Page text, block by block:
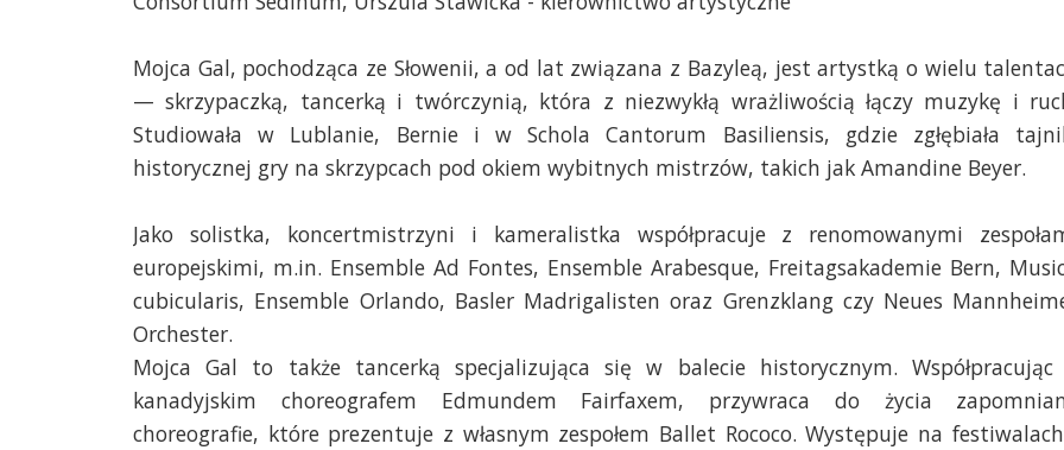
Mojca Gal, pochodząca ze Słowenii, a od lat związana z Bazyleą, jest artystką o wielu
— skrzypaczką, tancerką i twórczynią, która z niezwykłą wrażliwością łączy muzykę i
Studiowała w Lublanie, Bernie i w Schola Cantorum Basiliensis, gdzie zgłębiała
historycznej gry na skrzypcach pod okiem wybitnych mistrzów, takich jak Amandine Beyer.
Jako solistka, koncertmistrzyni i kameralistka współpracuje z renomowanymi
europejskimi, m.in. Ensemble Ad Fontes, Ensemble Arabesque, Freitagsakademie Bern,
cubicularis, Ensemble Orlando, Basler Madrigalisten oraz Grenzklang czy Neues
Orchester.
Mojca Gal to także tancerką specjalizująca się w balecie historycznym. Współpracując
kanadyjskim choreografem Edmundem Fairfaxem, przywraca do życia
choreografie, które prezentuje z własnym zespołem Ballet Rococo. Występuje na